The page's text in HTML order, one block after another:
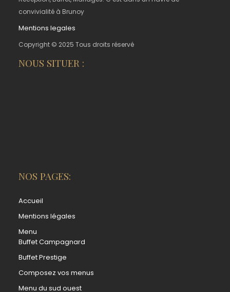
convivialité à Brunoy
Mentions legales
Copyright © 2025 Tous droits réservé
NOUS SITUER :
NOS PAGES:
Accueil
Mentions légales
Menu
Buffet Campagnard
Buffet Prestige
Composez vos menus
Menu du sud ouest